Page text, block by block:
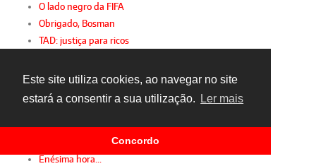
Este site utiliza cookies, ao navegar no site
estará a consentir a sua utilização.
Ler mais
Concordo
O lado negro da FIFA
Obrigado, Bosman
TAD: justiça para ricos
Confiança
PER ante PER
Mente sã... corpo são
Abismo auri-negro
Enésima hora...